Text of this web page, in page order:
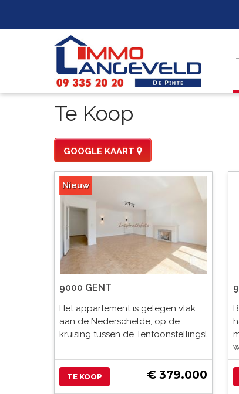
Te Koop
GOOGLE KAART
Nieuw
9000 GENT
Het appartement is gelegen vlak
aan de Nederschelde, op de
kruising tussen de Tentoonstellingsl
TE KOOP € 379.000